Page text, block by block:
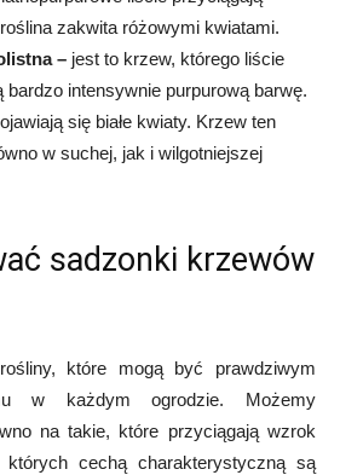
zakwita różowymi kwiatami.
– jest to krzew, którego liście
bardzo intensywnie purpurową barwę.
się białe kwiaty. Krzew ten
w suchej, jak i wilgotniejszej
sadzonki krzewów
które mogą być prawdziwym
w każdym ogrodzie. Możemy
na takie, które przyciągają wzrok
cechą charakterystyczną są